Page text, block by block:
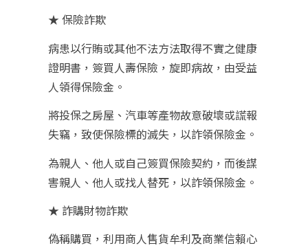
★ 保險詐欺
病患以行賄或其他不法方法取得不實之健康
證明書，簽買人壽保險，旋即病故，由受益
人領得保險金。
將投保之房屋、汽車等產物故意破壞或謊報
失竊，致使保險標的滅失，以詐領保險金。
為親人、他人或自己簽買保險契約，而後謀
害親人、他人或找人替死，以詐領保險金。
★ 詐購財物詐欺
偽稱購買，利用商人售貨牟利及商業信賴心